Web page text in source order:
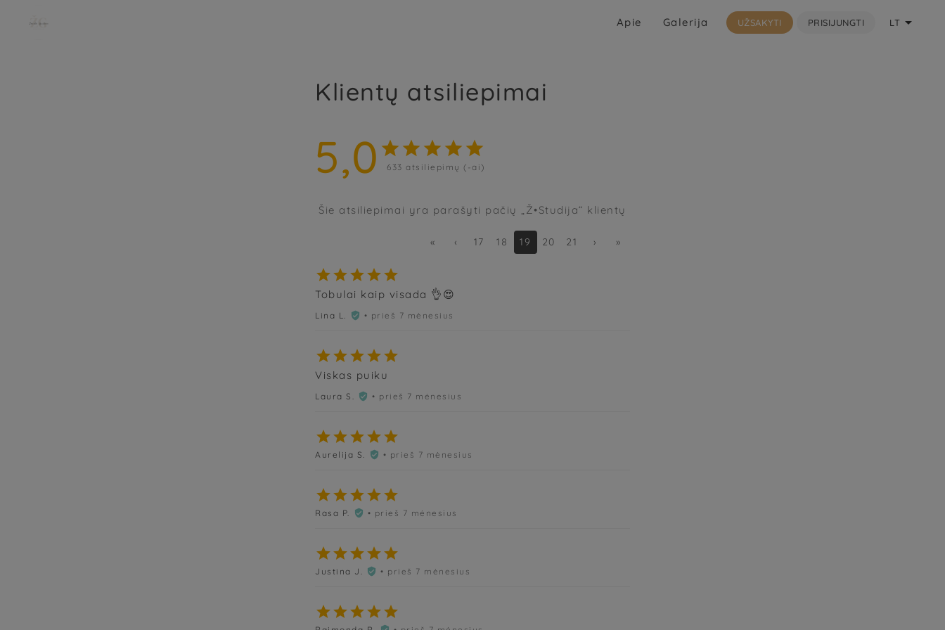
Apie Galerija UŽSAKYTI PRISIJUNGTI LT 
Klientų atsiliepimai
5,0     
633 atsiliepimų (-ai)
Šie atsiliepimai yra parašyti pačių „Ž•Studija“ klientų
« ‹ 17 18 19 20 21 › »

Tobulai kaip visada 👌😍
Lina L.  • prieš 7 mėnesius

Viskas puiku
Laura S.  • prieš 7 mėnesius

Aurelija S.  • prieš 7 mėnesius

Rasa P.  • prieš 7 mėnesius

Justina J.  • prieš 7 mėnesius
